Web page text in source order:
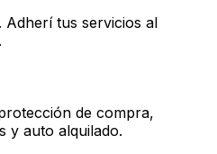
Adherí tus servicios al
de compra,
y auto alquilado.